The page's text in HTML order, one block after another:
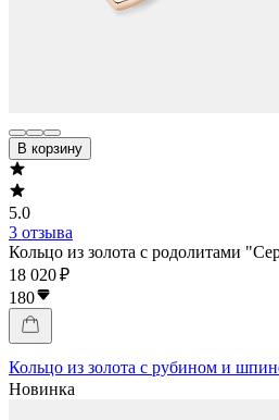
В корзину
5.0
3 отзыва
Кольцо из золота с родолитами
18 020 ₽
180
Кольцо из золота с рубином и
Новинка